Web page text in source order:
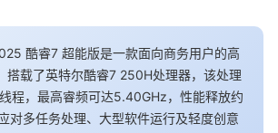
酷睿7 超能版是一款面向商务用户的高
搭载了英特尔酷睿7 250H处理器，该处理
程，最高睿频可达5.40GHz，性能释放约
对多任务处理、大型软件运行及轻度创意